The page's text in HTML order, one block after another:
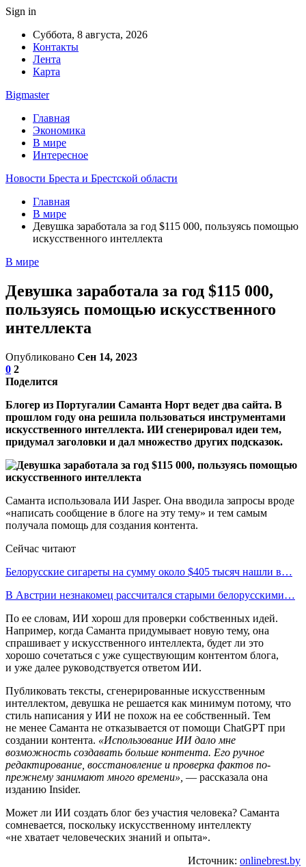
Sign in
Суббота, 8 августа, 2026
Контакты
Лента
Карта
Bigmaster
Главная
Экономика
В мире
Интересное
Новости Бреста и Брестской области
Главная
В мире
Девушка заработала за год $115 000, пользуясь помощью
искусственного интеллекта
В мире
Девушка заработала за год $115 000,
пользуясь помощью искусственного
интеллекта
Опубликовано Сен 14, 2023
0 2
Поделится
Блогер из Португалии Саманта Норт ведет два сайта. В
прошлом году она решила пользоваться инструментами
искусственного интеллекта. ИИ сгенерировал идеи тем,
придумал заголовки и дал множество других подсказок.
Саманта использовала ИИ Jasper. Она вводила запросы вроде
«написать сообщение в блоге на эту тему» и тем самым
получала помощь для создания контента.
Сейчас читают
Белорусские сигареты на сумму около $405 тысяч нашли в…
В Австрии незнакомец рассчитался старыми белорусскими…
По ее словам, ИИ хорош для проверки собственных идей.
Например, когда Саманта придумывает новую тему, она
спрашивает у искусственного интеллекта, будет ли это
хорошо сочетаться с уже существующим контентом блога,
и уже далее руководствуется ответом ИИ.
Публиковать тексты, сгенерированные искусственным
интеллектом, девушка не решается как минимум потому, что
стиль написания у ИИ не похож на ее собственный. Тем
не менее Саманта не отказывается от помощи ChatGPT при
создании контента. «Использование ИИ дало мне
возможность создавать больше контента. Его ручное
редактирование, восстановление и проверка фактов по-
прежнему занимают много времени», — рассказала она
изданию Insider.
Может ли ИИ создать блог без участия человека? Саманта
сомневается, поскольку искусственному интеллекту
«не хватает человеческих знаний и опыта».
Источник: onlinebrest.by